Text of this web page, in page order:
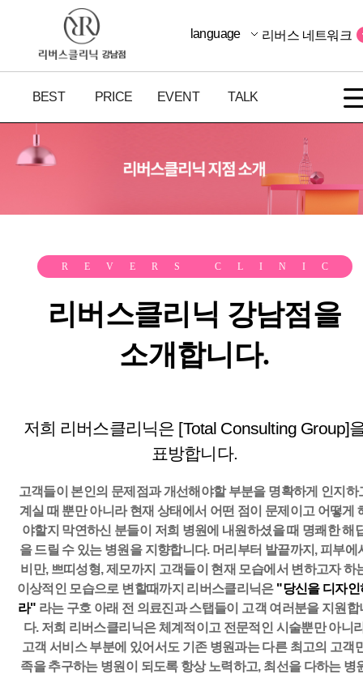
BEST PRICE EVENT TALK
language 리버스 네트워크
REVERS CLINIC
리버스클리닉 강남점을
소개합니다.
저희 리버스클리닉은 [Total Consulting Group]
표방합니다.
고객들이 본인의 문제점과 개선해야할 부분을 명확하게 인지하
계실 때 뿐만 아니라 현재 상태에서 어떤 점이 문제이고 어떻게
야할지 막연하신 분들이 저희 병원에 내원하셨을 때 명쾌한 해
을 드릴 수 있는 병원을 지향합니다. 머리부터 발끝까지, 피부에
비만, 쁘띠성형, 제모까지 고객들이 현재 모습에서 변하고자 하
이상적인 모습으로 변할때까지 리버스클리닉은 "당신을 디자인
라" 라는 구호 아래 전 의료진과 스탭들이 고객 여러분을 지원합
다. 저희 리버스클리닉은 체계적이고 전문적인 시술뿐만 아니
고객 서비스 부분에 있어서도 기존 병원과는 다른 최고의 고객
족을 추구하는 병원이 되도록 항상 노력하고, 최선을 다하는 병